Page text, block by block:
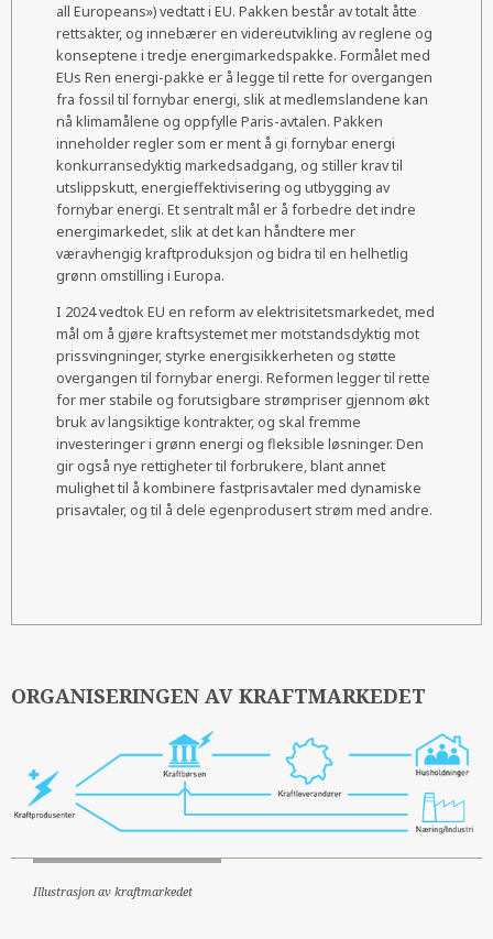
all Europeans») vedtatt i EU. Pakken består av totalt åtte
rettsakter, og innebærer en videreutvikling av reglene og
konseptene i tredje energimarkedspakke. Formålet med
EUs Ren energi-pakke er å legge til rette for overgangen
fra fossil til fornybar energi, slik at medlemslandene kan
nå klimamålene og oppfylle Paris-avtalen. Pakken
inneholder regler som er ment å gi fornybar energi
konkurransedyktig markedsadgang, og stiller krav til
utslippskutt, energieffektivisering og utbygging av
fornybar energi. Et sentralt mål er å forbedre det indre
energimarkedet, slik at det kan håndtere mer
væravhengig kraftproduksjon og bidra til en helhetlig
grønn omstilling i Europa.
I 2024 vedtok EU en reform av elektrisitetsmarkedet, med
mål om å gjøre kraftsystemet mer motstandsdyktig mot
prissvingninger, styrke energisikkerheten og støtte
overgangen til fornybar energi. Reformen legger til rette
for mer stabile og forutsigbare strømpriser gjennom økt
bruk av langsiktige kontrakter, og skal fremme
investeringer i grønn energi og fleksible løsninger. Den
gir også nye rettigheter til forbrukere, blant annet
mulighet til å kombinere fastprisavtaler med dynamiske
prisavtaler, og til å dele egenprodusert strøm med andre.
ORGANISERINGEN AV KRAFTMARKEDET
Illustrasjon av kraftmarkedet